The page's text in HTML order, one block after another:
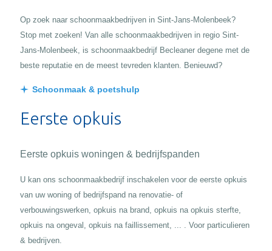
Op zoek naar schoonmaakbedrijven in Sint-Jans-Molenbeek?
Stop met zoeken! Van alle schoonmaakbedrijven in regio Sint-
Jans-Molenbeek, is schoonmaakbedrijf Becleaner degene met de
beste reputatie en de meest tevreden klanten. Benieuwd?
Schoonmaak & poetshulp
Eerste opkuis
Eerste opkuis woningen & bedrijfspanden
U kan ons schoonmaakbedrijf inschakelen voor de eerste opkuis
van uw woning of bedrijfspand na renovatie- of
verbouwingswerken, opkuis na brand, opkuis na opkuis sterfte,
opkuis na ongeval, opkuis na faillissement, ... . Voor particulieren
& bedrijven.